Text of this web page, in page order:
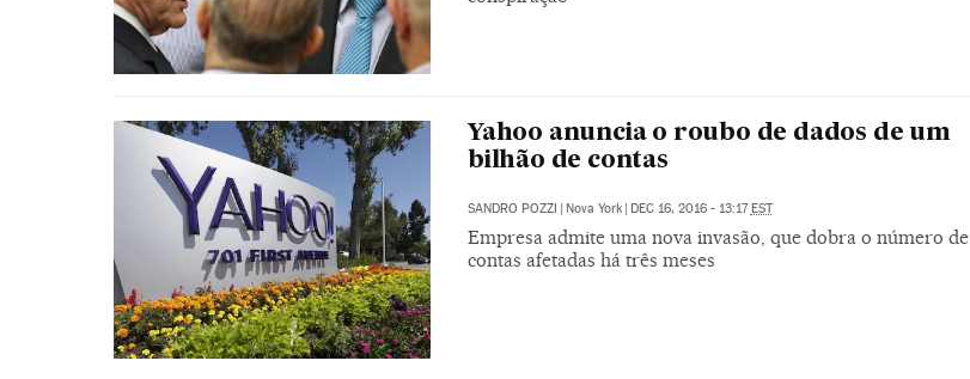
Yahoo anuncia o roubo de dados de um
bilhão de contas
SANDRO POZZI | Nova York | DEC 16, 2016 - 13:17EST
Empresa admite uma nova invasão, que dobra o número de
contas afetadas há três meses